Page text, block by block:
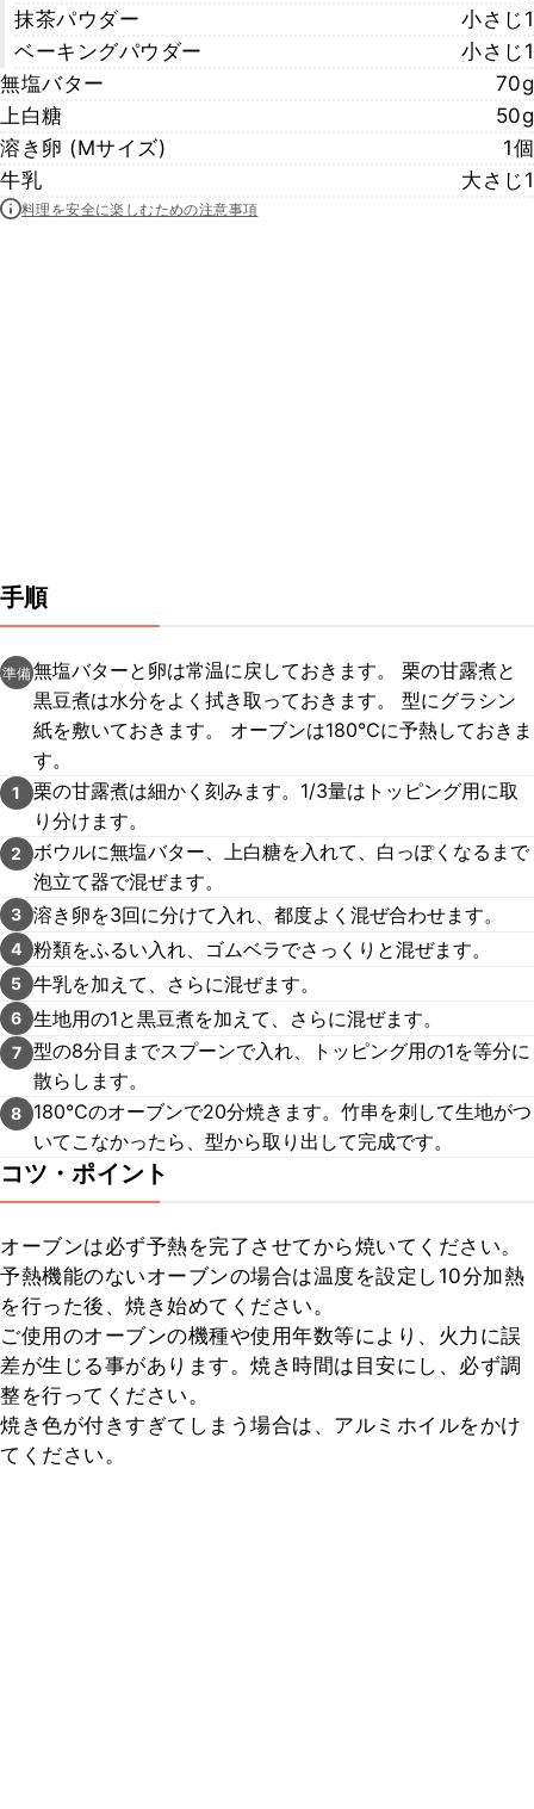
抹茶パウダー
小さじ1
ベーキングパウダー
小さじ1
無塩バター
70g
上白糖
50g
溶き卵 (Mサイズ)
1個
牛乳
大さじ1
料理を安全に楽しむための注意事項
手順
準備無塩バターと卵は常温に戻しておきます。 栗の甘露煮と
黒豆煮は水分をよく拭き取っておきます。 型にグラシン
紙を敷いておきます。 オーブンは180℃に予熱しておきま
す。
1
栗の甘露煮は細かく刻みます。1/3量はトッピング用に取
り分けます。
2
ボウルに無塩バター、上白糖を入れて、白っぽくなるまで
泡立て器で混ぜます。
3 溶き卵を3回に分けて入れ、都度よく混ぜ合わせます。
4 粉類をふるい入れ、ゴムベラでさっくりと混ぜます。
5 牛乳を加えて、さらに混ぜます。
6 生地用の1と黒豆煮を加えて、さらに混ぜます。
7 型の8分目までスプーンで入れ、トッピング用の1を等分に
散らします。
8
180℃のオーブンで20分焼きます。竹串を刺して生地がつ
いてこなかったら、型から取り出して完成です。
コツ・ポイント
オーブンは必ず予熱を完了させてから焼いてください。
予熱機能のないオーブンの場合は温度を設定し10分加熱
を行った後、焼き始めてください。
ご使用のオーブンの機種や使用年数等により、火力に誤
差が生じる事があります。焼き時間は目安にし、必ず調
整を行ってください。
焼き色が付きすぎてしまう場合は、アルミホイルをかけ
てください。